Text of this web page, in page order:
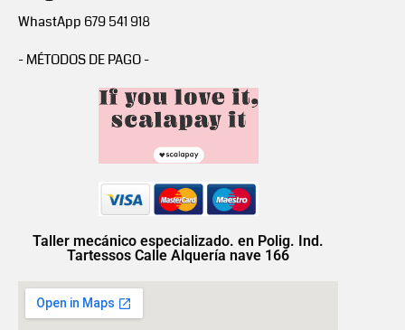
WhastApp 679 541 918
- MÉTODOS DE PAGO -
Taller mecánico especializado. en Polig. Ind.
Tartessos Calle Alquería nave 166